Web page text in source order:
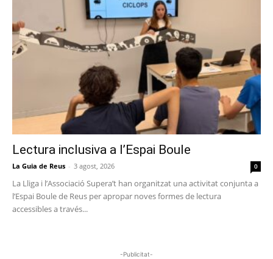
Lectura inclusiva a l’Espai Boule
La Guia de Reus - 3 agost, 2026 0
La Lliga i l’Associació Supera’t han organitzat una activitat conjunta a
l’Espai Boule de Reus per apropar noves formes de lectura
accessibles a través...
-Publicitat-